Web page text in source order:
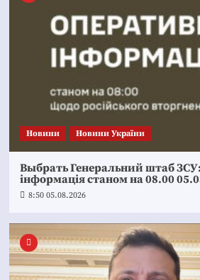
Новини Новини України
Выбрать Генеральний штаб
інформація станом на 08.00
8:50 05.08.2026